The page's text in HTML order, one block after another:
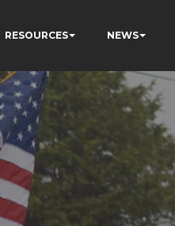
RESOURCES NEWS